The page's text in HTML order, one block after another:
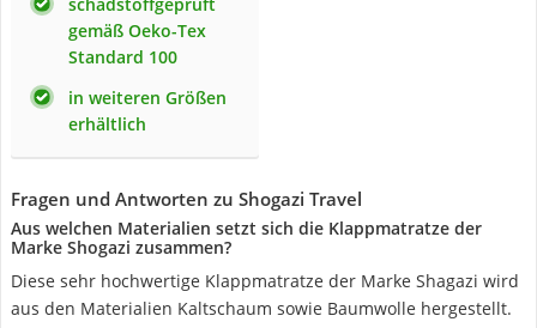
gemäß Oeko-Tex
Standard 100
in weiteren Größen
erhältlich
Fragen und Antworten zu Shogazi Travel
Aus welchen Materialien setzt sich die Klappmatratze der
Marke Shogazi zusammen?
Diese sehr hochwertige Klappmatratze der Marke Shagazi wird
aus den Materialien Kaltschaum sowie Baumwolle hergestellt.